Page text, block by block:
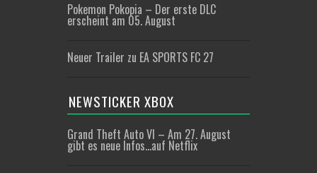
Pokemon Pokopia – Der erste DLC
erscheint am 05. August
Neuer Trailer zu EA SPORTS FC 27
NEWSTICKER XBOX
Grand Theft Auto VI – Am 27. August
gibt es neue Infos…auf Netflix